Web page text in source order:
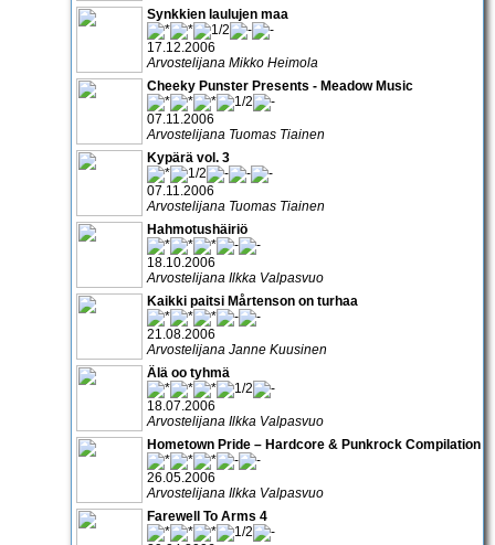
Synkkien laulujen maa
17.12.2006
Arvostelijana Mikko Heimola
Cheeky Punster Presents - Meadow Music
07.11.2006
Arvostelijana Tuomas Tiainen
Kypärä vol. 3
07.11.2006
Arvostelijana Tuomas Tiainen
Hahmotushäiriö
18.10.2006
Arvostelijana Ilkka Valpasvuo
Kaikki paitsi Mårtenson on turhaa
21.08.2006
Arvostelijana Janne Kuusinen
Älä oo tyhmä
18.07.2006
Arvostelijana Ilkka Valpasvuo
Hometown Pride – Hardcore & Punkrock Compilation
26.05.2006
Arvostelijana Ilkka Valpasvuo
Farewell To Arms 4